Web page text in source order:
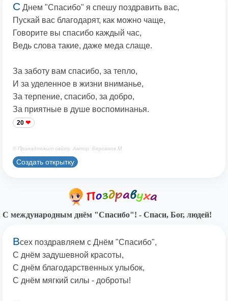
С Днем "Спасибо" я спешу поздравить вас,
Пускай вас благодарят, как можно чаще,
Говорите вы спасибо каждый час,
Ведь слова такие, даже меда слаще.
За заботу вам спасибо, за тепло,
И за уделенное в жизни вниманье,
За терпение, спасибо, за добро,
За приятные в душе воспоминанья.
20
© Принадлежит сайту. Автор: Берсанов М.
Создать открытку
С международным днём "Спасибо"! - Спаси, Бог, людей!
Всех поздравляем с Днём "Спасибо",
С днём задушевной красоты,
С днём благодарственных улыбок,
С днём мягкий силы - доброты!